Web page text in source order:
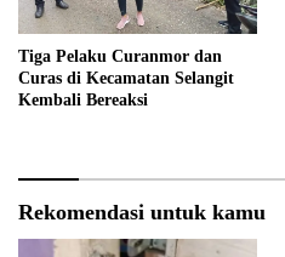
Tiga Pelaku Curanmor dan
Curas di Kecamatan Selangit
Kembali Bereaksi
Rekomendasi untuk kamu